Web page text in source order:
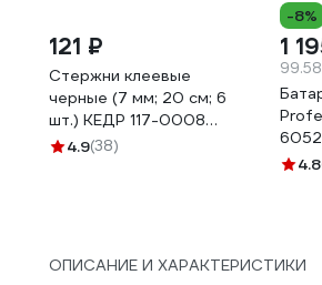
121 ₽
Стержни клеевые
черные (7 мм; 20 см; 6
шт.) КЕДР 117-0008
54896
4.9(38)
-8%
1
4.8
ОПИСАНИЕ И ХАРАКТЕРИСТИКИ